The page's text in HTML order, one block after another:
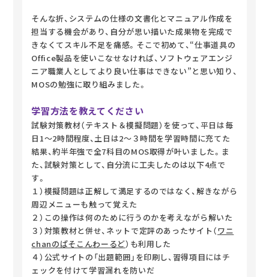
そんな折、システムの仕様の文書化とマニュアル作成を
担当する機会があり、自分が思い描いた成果物を完成で
きなくてスキル不足を痛感。そこで初めて、“仕事道具の
Office製品を使いこなせなければ、ソフトウェアエンジ
ニア職業人としてより良い仕事はできない”と思い知り、
MOSの勉強に取り組みました。
学習方法を教えてください
試験対策教材（テキスト＆模擬問題）を使って、平日は毎
日1～2時間程度、土日は2～３時間を学習時間に充てた
結果、約半年強で全7科目のMOS取得が叶いました。ま
た、試験対策として、自分流に工夫したのは以下4点で
す。
１）模擬問題は正解して満足するのではなく、解きながら
周辺メニューも触って覚えた
２）この操作は何のために行うのかを考えながら解いた
３）対策教材と併せ、ネットで定評のあったサイト（ワニ
chanのぱそこんわーるど）も利用した
４）公式サイトの「出題範囲」を印刷し、習得項目にはチ
ェックを付けて学習漏れを防いだ